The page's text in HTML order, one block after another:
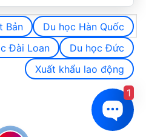
Bản
Du học Hàn Quốc
Đài Loan
Du học Đức
Xuất khẩu lao động
1